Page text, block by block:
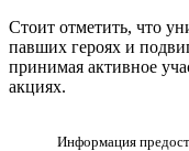
Стоит отметить, что
павших героях и
принимая активное
акциях.
Информация